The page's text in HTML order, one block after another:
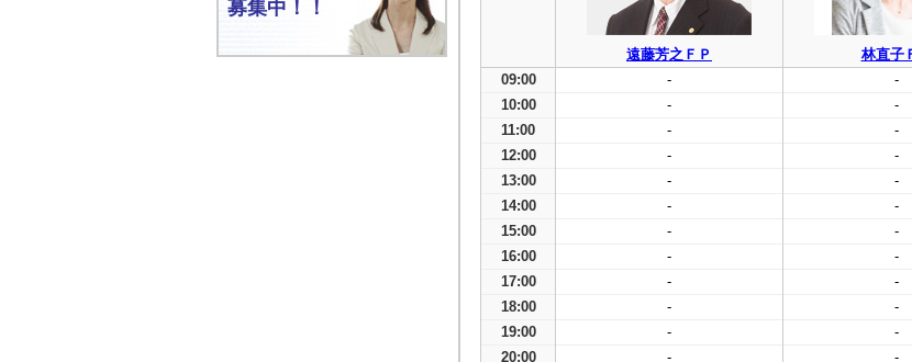
遠藤芳之ＦＰ 林直子
09:00
- -
10:00
- -
11:00
- -
12:00
- -
13:00
- -
14:00
- -
15:00
- -
16:00
- -
17:00
- -
18:00
- -
19:00
- -
20:00
- -
募集中！！